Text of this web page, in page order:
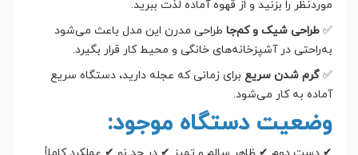
موردنظر را بزنید و از قهوه آماده لذت ببرید.
✅ طراحی شیک و کم‌جا طراحی مدرن این مدل باعث می‌شود
به‌راحتی در آشپزخانه‌های خانگی و محیط کار قرار بگیرد.
✅ گرم شدن سریع برای زمانی که عجله دارید، دستگاه سریع
آماده به کار می‌شود.
وضعیت دستگاه موجود: